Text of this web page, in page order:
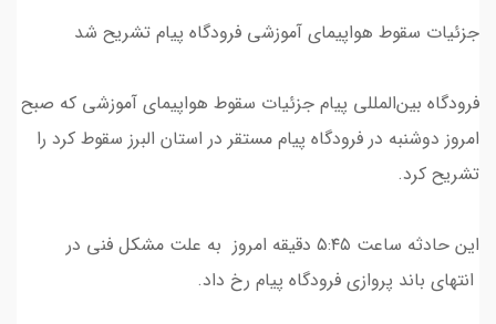
جزئیات سقوط هواپیمای آموزشی فرودگاه پیام تشریح شد
فرودگاه بین‌المللی پیام جزئیات سقوط هواپیمای آموزشی که صبح
امروز دوشنبه در فرودگاه پیام مستقر در استان البرز سقوط کرد را
تشریح کرد.
این حادثه ساعت ۵:۴۵ دقیقه امروز به علت مشکل فنی در
انتهای باند پروازی فرودگاه پیام رخ داد.